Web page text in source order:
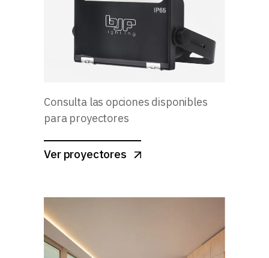
Consulta las opciones disponibles
para proyectores
Ver proyectores